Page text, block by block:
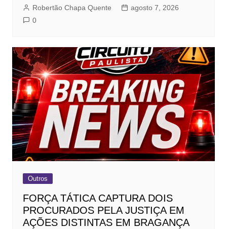
Robertão Chapa Quente
agosto 7, 2026
0
Outros
FORÇA TÁTICA CAPTURA DOIS
PROCURADOS PELA JUSTIÇA EM
AÇÕES DISTINTAS EM BRAGANÇA